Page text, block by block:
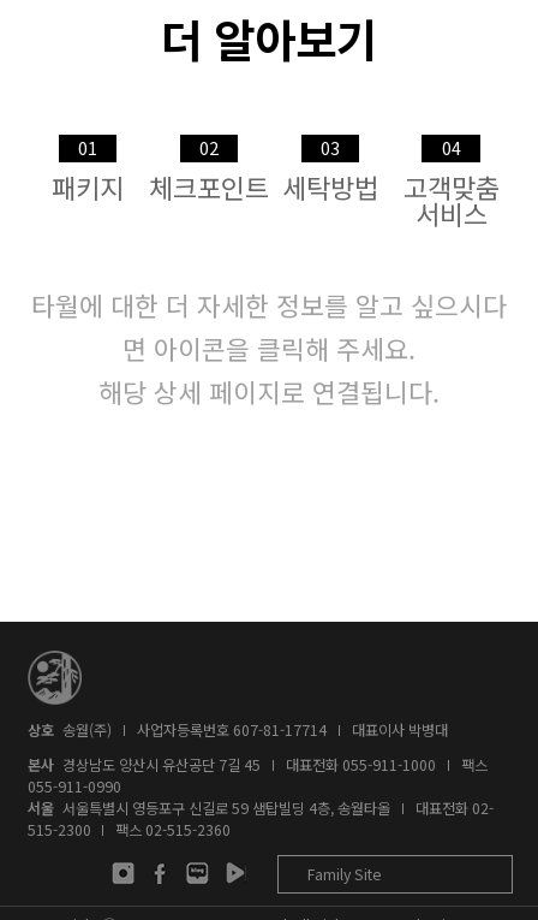
더 알아보기
01
패키지
02
체크포인트
03
세탁방법
04
고객맞춤
서비스
타월에 대한 더 자세한 정보를 알고 싶으시다
면 아이콘을 클릭해 주세요.
해당 상세 페이지로 연결됩니다.
상호 송월(주) 사업자등록번호 607-81-17714
대표이사 박병대
본사 경상남도 양산시 유산공단 7길 45 대표전화 055-911-1000
팩스
055-911-0990
서울 서울특별시 영등포구 신길로 59 샘탑빌딩 4층, 송월타올 대표전화 02-
515-2300
팩스 02-515-2360
Family Site